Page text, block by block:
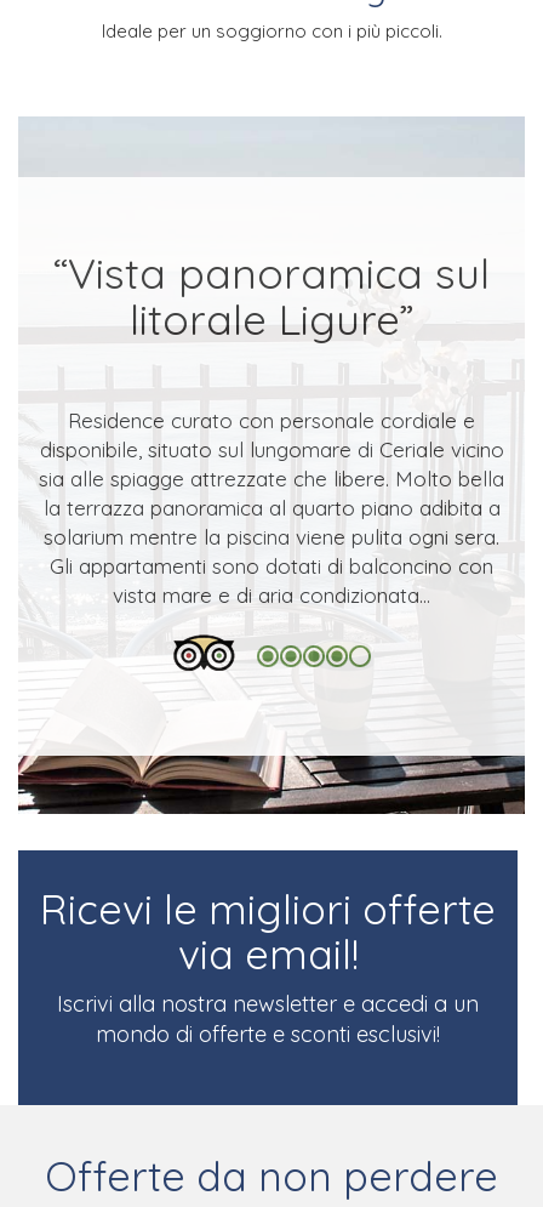
Ideale per un soggiorno con i più piccoli.
“Vista panoramica sul
litorale Ligure”
Residence curato con personale cordiale e
disponibile, situato sul lungomare di Ceriale vicino
sia alle spiagge attrezzate che libere. Molto bella
la terrazza panoramica al quarto piano adibita a
solarium mentre la piscina viene pulita ogni sera.
Gli appartamenti sono dotati di balconcino con
vista mare e di aria condizionata...
Ricevi le migliori offerte
via email!
Iscrivi alla nostra newsletter e accedi a un
mondo di offerte e sconti esclusivi!
Offerte da non perdere